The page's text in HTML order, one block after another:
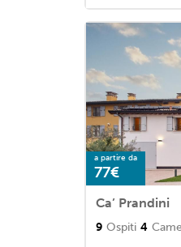
a partire da
77€
Ca’ Prandini
9 Ospiti 4